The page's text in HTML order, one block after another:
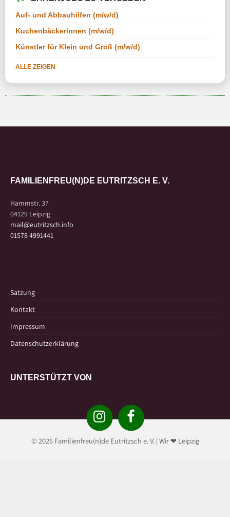
Auf- und Abbauhilfen (m/w/d)
Kuchenbäckerinnen (m/w/d)
Künstler für Klein und Groß (m/w/d)
ALLE ZEIGEN
FAMILIENFREU(N)DE EUTRITZSCH E. V.
Hammstr. 37
04129 Leipzig
mail@eutritzsch.info
01578 4991441
Satzung
Kontakt
Impressum
Datenschutzerklärung
UNTERSTÜTZT VON
InstagramFacebook
© 2026 Familienfreu(n)de Eutritzsch e. V. | Wir ❤ Leipzig